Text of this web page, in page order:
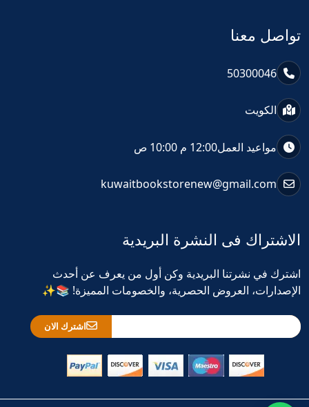
تواصل معنا
50300046
الكويت
مواعيد العمل12:00 م 10:00 ص
kuwaitbookstorenew@gmail.com
الاشتراك فى النشرة البريدية
اشترك في نشرتنا البريدية وكن أول من يعرف عن أحدث
الإصدارات، العروض الحصرية، والخصومات المميزة! 📚✨
اشترك الان